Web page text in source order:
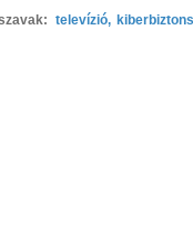
televízió,